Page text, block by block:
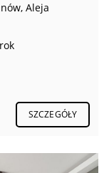
Aleja
SZCZEGÓŁY